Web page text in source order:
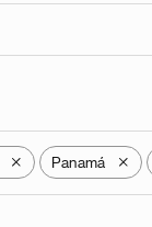
X Panamá X